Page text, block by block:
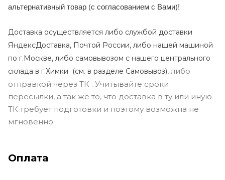
альтернативный товар (с согласованием с Вами)!
Доставка осуществляется либо службой доставки
ЯндексДоставка, Почтой России, либо нашей машиной
по г.Москве, либо самовывозом с нашего центрального
склада в г.Химки (см. в разделе Самовывоз), либо
отправкой через ТК . Учитывайте сроки
пересылки, а так же то, что доставка в ту или иную
ТК требует подготовки и поэтому возможна не
мгновенно.
Оплата